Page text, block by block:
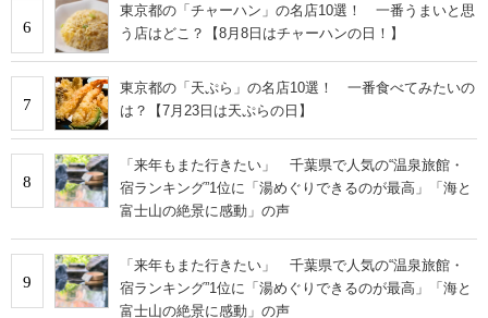
6
東京都の「チャーハン」の名店10選！ 一番うまいと思
う店はどこ？【8月8日はチャーハンの日！】
7
東京都の「天ぷら」の名店10選！ 一番食べてみたいの
は？【7月23日は天ぷらの日】
8
「来年もまた行きたい」 千葉県で人気の“温泉旅館・
宿ランキング”1位に「湯めぐりできるのが最高」「海と
富士山の絶景に感動」の声
9
「来年もまた行きたい」 千葉県で人気の“温泉旅館・
宿ランキング”1位に「湯めぐりできるのが最高」「海と
富士山の絶景に感動」の声